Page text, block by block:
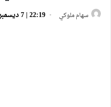
سهام ملوكي 22:19 | 7 ديسمبر، 2021